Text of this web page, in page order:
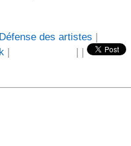
Défense des artistes |
| | |